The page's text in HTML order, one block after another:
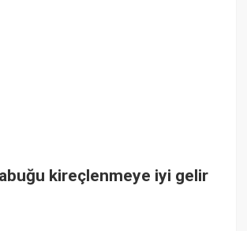
kireçlenmeye iyi gelir